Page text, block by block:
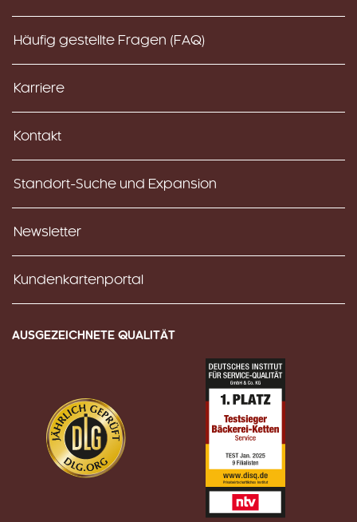
Häufig gestellte Fragen (FAQ)
Karriere
Kontakt
Standort-Suche und Expansion
Newsletter
Kundenkartenportal
AUSGEZEICHNETE QUALITÄT